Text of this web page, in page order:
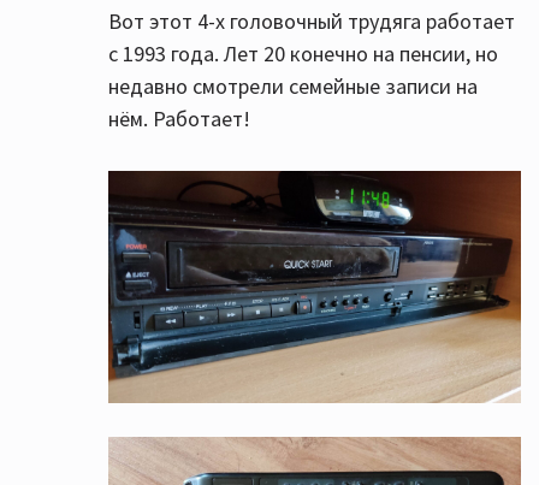
Вот этот 4-х головочный трудяга работает
с 1993 года. Лет 20 конечно на пенсии, но
недавно смотрели семейные записи на
нём. Работает!